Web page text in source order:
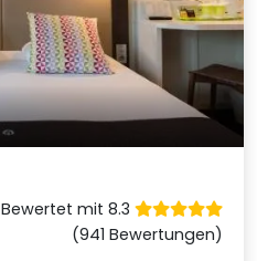
Bewertet mit 8.3
(941 Bewertungen)